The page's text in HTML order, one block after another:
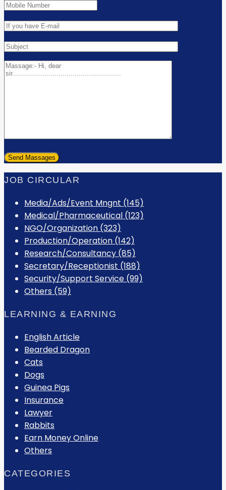
JOB CIRCULAR
Media/Ads/Event Mngnt (145)
Medical/Pharmaceutical (123)
NGO/Organization (323)
Production/Operation (142)
Research/Consultancy (85)
Secretary/Receptionist (188)
Security/Support Service (99)
Others (59)
LEARNING & EARNING
English Article
Bearded Dragon
Cats
Dogs
Guinea Pigs
Insurance
Lawyer
Rabbits
Earn Money Online
Others
CATEGORIES